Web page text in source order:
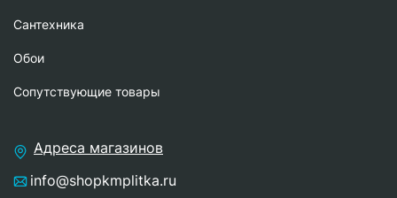
Сантехника
Обои
Сопутствующие товары
Адреса магазинов
info@shopkmplitka.ru